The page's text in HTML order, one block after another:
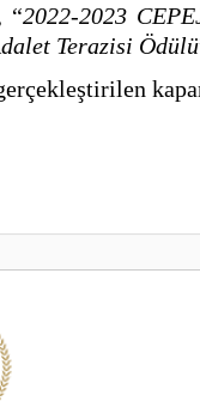
“2022-2023
Terazisi Ödülü